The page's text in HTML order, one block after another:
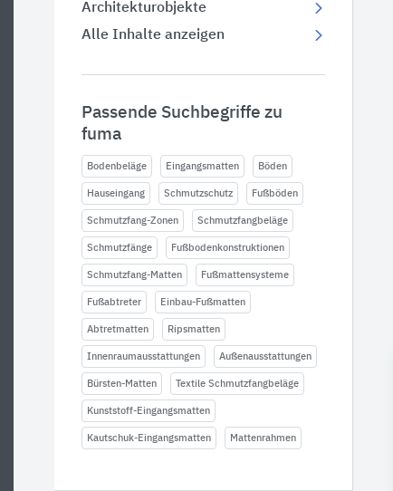
Architekturobjekte
Alle Inhalte anzeigen
Passende Suchbegriffe zu
fuma
Bodenbeläge Eingangsmatten Böden
Hauseingang Schmutzschutz Fußböden
Schmutzfang-Zonen Schmutzfangbeläge
Schmutzfänge Fußbodenkonstruktionen
Schmutzfang-Matten Fußmattensysteme
Fußabtreter Einbau-Fußmatten
Abtretmatten Ripsmatten
Innenraumausstattungen Außenausstattungen
Bürsten-Matten Textile Schmutzfangbeläge
Kunststoff-Eingangsmatten
Kautschuk-Eingangsmatten Mattenrahmen